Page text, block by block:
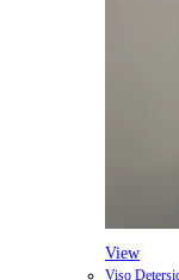
View
Viso